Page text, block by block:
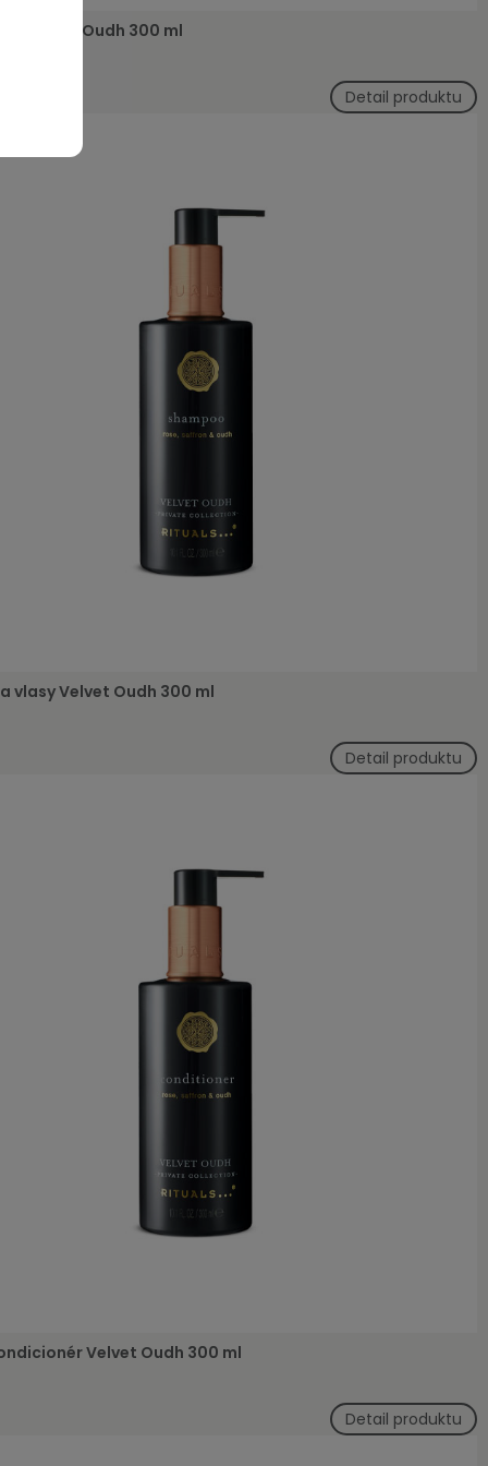
Velvet Oudh 300 ml
Detail produktu
vlasy Velvet Oudh 300 ml
Detail produktu
Velvet Oudh 300 ml
Detail produktu